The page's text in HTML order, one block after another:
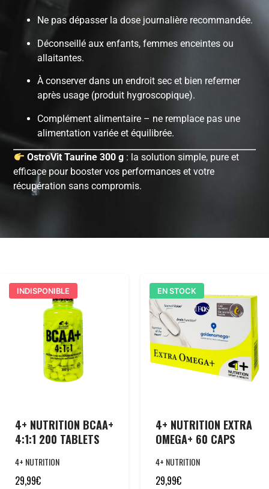
Ne pas dépasser la dose journalière recommandée.
Déconseillé aux enfants, femmes enceintes ou
allaitantes.
À conserver dans un endroit sec et bien refermer
après usage (produit hygroscopique).
Complément alimentaire – ne remplace pas une
alimentation variée et équilibrée.
OstroVit Taurine 300 g: la solution simple, pure et
efficace pour booster vos performances et votre
récupération sans compromis.
INDISPONIBLE
4+ NUTRITION BCAA+
4:1:1 200 TABLETS
4+ NUTRITION
29,99€
EN STOCK
4+ NUTRITION EXTRA
OMEGA+ 60 CAPS
4+ NUTRITION
29,99€